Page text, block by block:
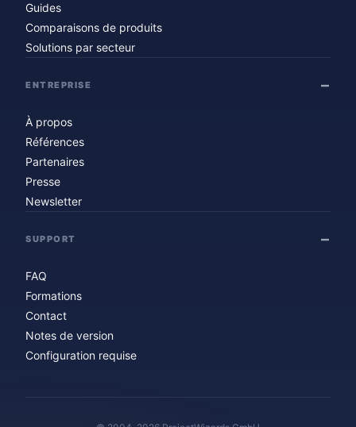
Guides
Comparaisons de produits
Solutions par secteur
ENTREPRISE
À propos
Références
Partenaires
Presse
Newsletter
SUPPORT
FAQ
Formations
Contact
Notes de version
Configuration requise